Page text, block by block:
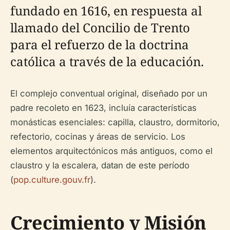
fundado en 1616, en respuesta al
llamado del Concilio de Trento
para el refuerzo de la doctrina
católica a través de la educación.
El complejo conventual original, diseñado por un
padre recoleto en 1623, incluía características
monásticas esenciales: capilla, claustro, dormitorio,
refectorio, cocinas y áreas de servicio. Los
elementos arquitectónicos más antiguos, como el
claustro y la escalera, datan de este período
(pop.culture.gouv.fr).
Crecimiento y Misión